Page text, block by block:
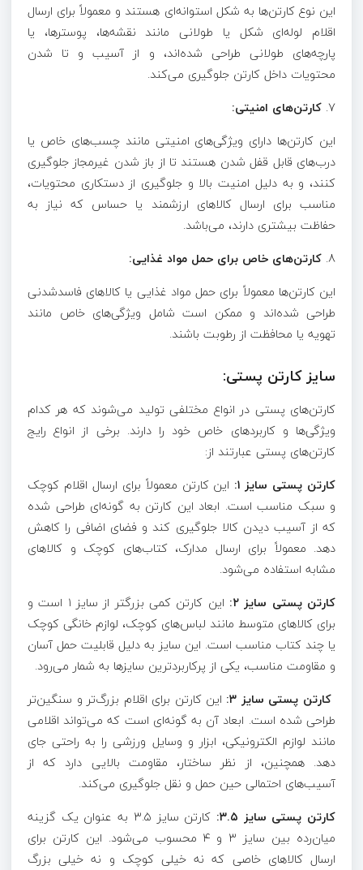
این نوع کارتن‌ها به شکل استوانه‌ای هستند و معمولاً برای ارسال
اقلام لوله‌ای شکل یا طولانی مانند نقشه‌ها، پوسترها، یا
پارچه‌های طولانی طراحی شده‌اند، و از آسیب و تا شدن
محتویات داخل کارتن جلوگیری می‌کند.
7. کارتن‌های امنیتی:
این کارتن‌ها دارای ویژگی‌های امنیتی مانند چسب‌های خاص یا
درب‌های قابل قفل شدن هستند تا از باز شدن غیرمجاز جلوگیری
کنند، و به دلیل امنیت بالا و جلوگیری از دستکاری محتویات،
مناسب برای ارسال کالاهای ارزشمند یا حساس که نیاز به
حفاظت بیشتری دارند، می‌باشد.
8. کارتن‌های خاص برای حمل مواد غذایی:
این کارتن‌ها معمولاً برای حمل مواد غذایی یا کالاهای فاسدشدنی
طراحی شده‌اند و ممکن است شامل ویژگی‌های خاص مانند
تهویه یا محافظت از رطوبت باشند.
سایز کارتن پستی:
کارتن‌های پستی در انواع مختلفی تولید می‌شوند که هر کدام
ویژگی‌ها و کاربردهای خاص خود را دارند. برخی از انواع رایج
کارتن‌های پستی عبارتند از:
کارتن پستی سایز ۱:
این کارتن معمولاً برای ارسال اقلام کوچک
و سبک مناسب است. ابعاد این کارتن به گونه‌ای طراحی شده
که از آسیب دیدن کالا جلوگیری کند و فضای اضافی را کاهش
دهد. معمولاً برای ارسال مدارک، کتاب‌های کوچک و کالاهای
مشابه استفاده می‌شود.
کارتن پستی سایز ۲:
این کارتن کمی بزرگتر از سایز ۱ است و
برای کالاهای متوسط مانند لباس‌های کوچک، لوازم خانگی کوچک
یا چند کتاب مناسب است. این سایز به دلیل قابلیت حمل آسان
و مقاومت مناسب، یکی از پرکاربردترین سایزها به شمار می‌رود.
کارتن پستی سایز ۳:
این کارتن برای اقلام بزرگ‌تر و سنگین‌تر
طراحی شده است. ابعاد آن به گونه‌ای است که می‌تواند اقلامی
مانند لوازم الکترونیکی، ابزار و وسایل ورزشی را به راحتی جای
دهد. همچنین، از نظر ساختار، مقاومت بالایی دارد که از
آسیب‌های احتمالی حین حمل و نقل جلوگیری می‌کند.
کارتن پستی سایز ۳.۵:
کارتن سایز ۳.۵ به عنوان یک گزینه
میان‌رده بین سایز ۳ و ۴ محسوب می‌شود. این کارتن برای
ارسال کالاهای خاصی که نه خیلی کوچک و نه خیلی بزرگ